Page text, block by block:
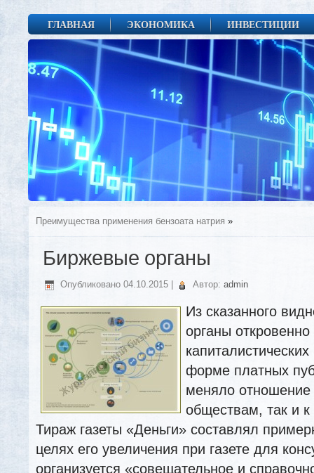
ГЛАВНАЯ ЭКОНОМИКА ИНВЕСТИЦИИ
Преимущества применения бензоата натрия »
Биржевые органы
Опубликовано 04.10.2015 Автор: admin
Из сказанного
органы
форме платных
меняло отношение
обществам, так и
Тираж газеты «Деньги» составлял
целях его увеличения при газете для
организуется «совещательное и